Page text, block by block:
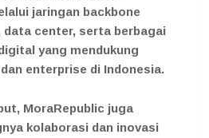
jaringan backbone
center, serta berbagai
yang mendukung
enterprise di Indonesia.
MoraRepublic juga
kolaborasi dan inovasi